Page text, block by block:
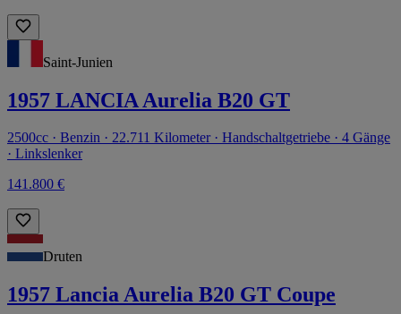
Saint-Junien
1957 LANCIA Aurelia B20 GT
2500cc · Benzin · 22.711 Kilometer · Handschaltgetriebe · 4 Gänge
· Linkslenker
141.800 €
Druten
1957 Lancia Aurelia B20 GT Coupe